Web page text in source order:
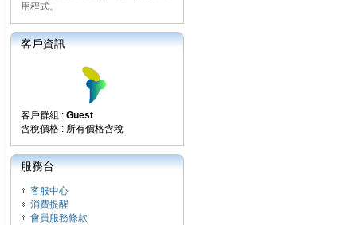
用程式。
客戶資訊
客戶群組 : Guest
含稅價格 : 所有價格含稅
服務台
客服中心
消費提醒
會員服務條款